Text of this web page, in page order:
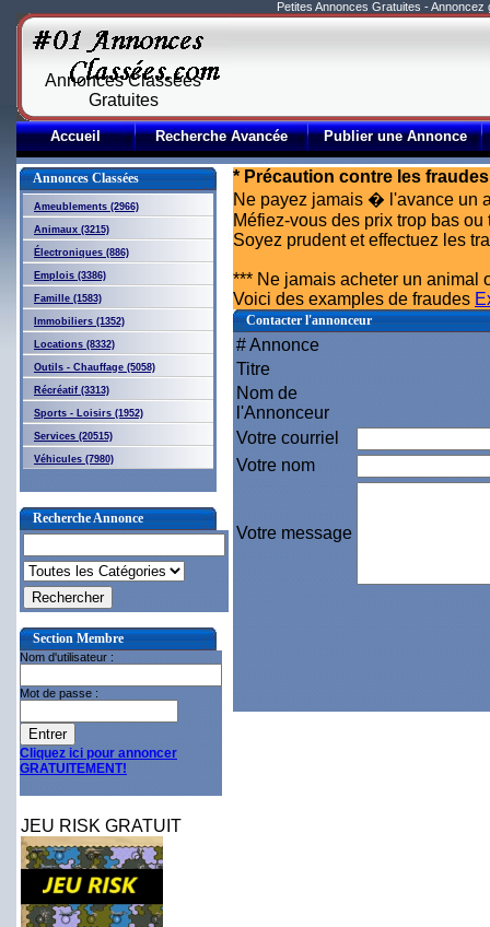
Petites Annonces Gratuites -
Annonces Classées
Gratuites
Accueil Recherche Avancée Publier une Annonce
Annonces Classées
Ameublements (2966)
Animaux (3215)
Électroniques (886)
Emplois (3386)
Famille (1583)
Immobiliers (1352)
Locations (8332)
Outils - Chauffage (5058)
Récréatif (3313)
Sports - Loisirs (1952)
Services (20515)
Véhicules (7980)
Recherche Annonce
Section Membre
Nom d'utilisateur :
Mot de passe :
Cliquez ici pour annoncer
GRATUITEMENT!
JEU RISK GRATUIT
* Précaution contre les
Ne payez jamais � l'avance un
Méfiez-vous des prix trop bas
Soyez prudent et effectuez les
*** Ne jamais acheter un animal
Voici des examples de fraudes
Contacter l'annonceur
# Annonce
Titre
Nom de
l'Annonceur
Votre courriel
Votre nom
Votre message